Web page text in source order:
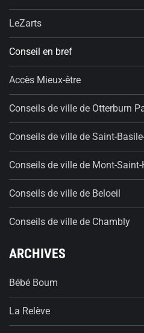
LeZarts
Conseil en bref
Accès Mieux-être
Conseils de ville de Otterburn
Conseils de ville de Saint-
Conseils de ville de Mont-
Conseils de ville de Beloeil
Conseils de ville de Chambly
ARCHIVES
Bébé Boum
La Relève